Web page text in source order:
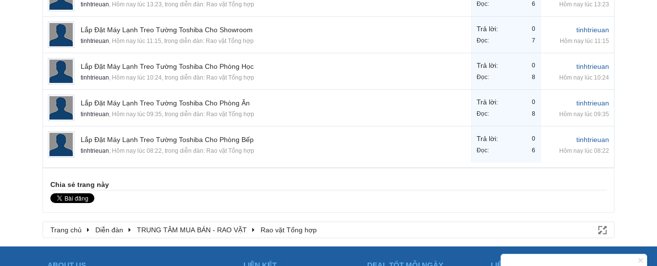
tinhtrieuan, Hôm nay lúc 13:23, trong diễn đàn: Rao vặt Tổng hợp
Đọc:
6 Hôm nay lúc 13:23
Lắp Đặt Máy Lạnh Treo Tường Toshiba Cho Showroom
tinhtrieuan, Hôm nay lúc 11:15, trong diễn đàn: Rao vặt Tổng hợp
Trả lời:
0
Đọc:
7
tinhtrieuan
Hôm nay lúc 11:15
Lắp Đặt Máy Lạnh Treo Tường Toshiba Cho Phòng Học
tinhtrieuan, Hôm nay lúc 10:24, trong diễn đàn: Rao vặt Tổng hợp
Trả lời:
0
Đọc:
8
tinhtrieuan
Hôm nay lúc 10:24
Lắp Đặt Máy Lạnh Treo Tường Toshiba Cho Phòng Ăn
tinhtrieuan, Hôm nay lúc 09:35, trong diễn đàn: Rao vặt Tổng hợp
Trả lời:
0
Đọc:
8
tinhtrieuan
Hôm nay lúc 09:35
Lắp Đặt Máy Lạnh Treo Tường Toshiba Cho Phòng Bếp
tinhtrieuan, Hôm nay lúc 08:22, trong diễn đàn: Rao vặt Tổng hợp
Trả lời:
0
Đọc:
6
tinhtrieuan
Hôm nay lúc 08:22
Chia sẻ trang này
Trang chủ Diễn đàn TRUNG TÂM MUA BÁN - RAO VẶT Rao vặt Tổng hợp